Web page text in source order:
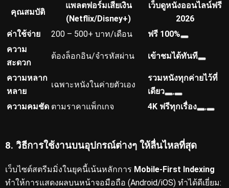
คุณสมบัติ
แพลตฟอร์มเสียเงิน
(Netflix/Disney+)
เว็บดูหนังออนไลน์ฟรี
2026
ค่าใช้จ่าย
200 – 500+ บาท/เดือน
ฟรี 100%
ความ
สะดวก
ต้องล็อกอิน/จำรหัสผ่าน เข้าชมได้ทันที
ความหลาก
หลาย
เฉพาะหนังในค่ายตัวเอง
รวมหนังทุกค่ายไว้ที่
เดียว
,
ความคมชัด ตามราคาแพ็กเกจ 4K ฟรีทุกเรื่อง ,
8. วิธีการใช้งานบนอุปกรณ์ต่างๆ ให้ลื่นไหลที่สุด
เว็บไซต์สตรีมมิ่งในยุคนี้เน้นหลักการ Mobile-First Indexing
ทำให้การแสดงผลบนหน้าจอมือถือ (Android/iOS) ทำได้ดีเยี่ยม: